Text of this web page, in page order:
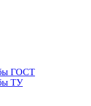
ГОСТ
ТУ